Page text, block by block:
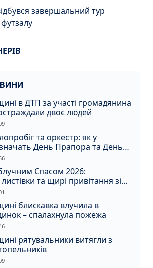
завершальний тур
в ДТП за участі громадянина
двоє людей
та оркестр: як у
День Прапора та День
Спасом 2026:
та щирі привітання зі
блискавка влучила в
– спалахнула пожежа
рятувальники витягли з